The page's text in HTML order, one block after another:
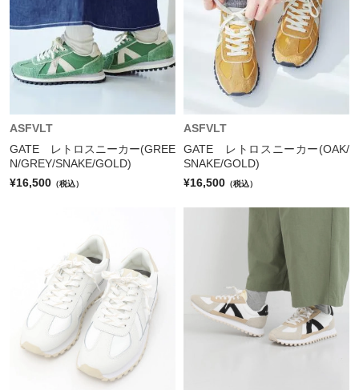
ASFVLT
GATE レトロスニーカー(GREE
N/GREY/SNAKE/GOLD)
¥16,500 （税込）
ASFVLT
GATE レトロスニーカー(OAK/
SNAKE/GOLD)
¥16,500 （税込）